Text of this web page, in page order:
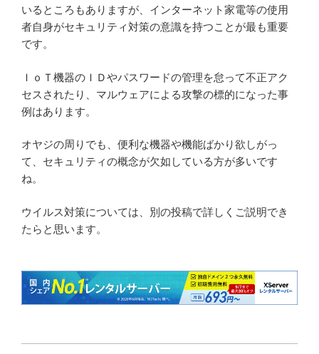
いるところもありますが、インターネット家電等の使用
者自身がセキュリティ対策の意識を持つことが最も重要
です。
ＩｏＴ機器のＩＤやパスワードの管理を怠って不正アク
セスされたり、マルウェアによる攻撃の標的になった事
例はあります。
オヤジの周りでも、便利な機器や機能ばかり欲しがっ
て、セキュリティの概念が欠如している方が多いです
ね。
ウイルス対策については、別の投稿で詳しくご説明でき
たらと思います。